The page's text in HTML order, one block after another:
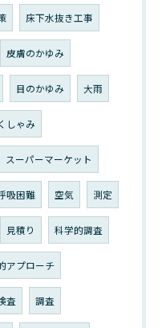
床下水抜き工事
皮膚のかゆみ
目のかゆみ 大雨
しゃみ
スーパーマーケット
吸困難 空気 測定
見積り 科学的調査
アプローチ
査 調査